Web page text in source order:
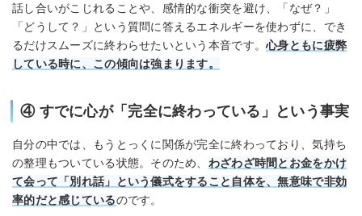
話し合いがこじれることや、感情的な衝突を避け、「なぜ？」
「どうして？」という質問に答えるエネルギーを使わずに、でき
るだけスムーズに終わらせたいという本音です。心身ともに疲弊
している時に、この傾向は強まります。
④ すでに心が「完全に終わっている」という事実
自分の中では、もうとっくに関係が完全に終わっており、気持ち
の整理もついている状態。そのため、 わざわざ時間とお金をかけ
て会って「別れ話」という儀式をすること自体を、無意味で非効
率的だと感じているのです。